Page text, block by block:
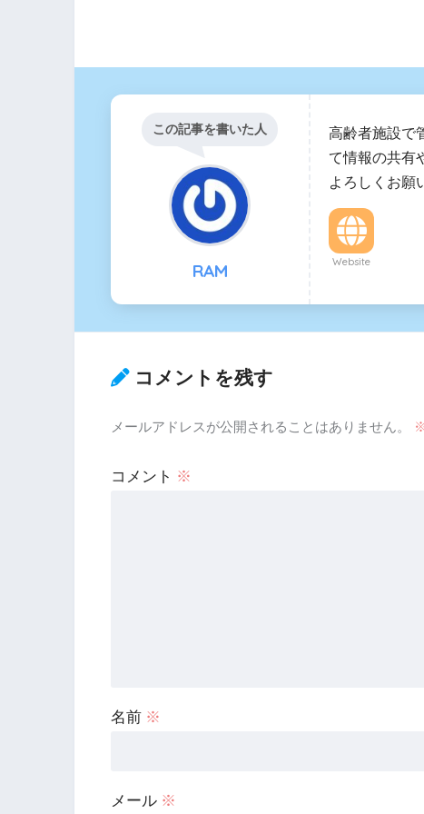
この記事を書いた人
RAM
高齢者施設で
て情報の共有
よろしくお願
Website
コメントを残す
メールアドレスが公開されることはありません。
コメント ※
名前 ※
メール ※